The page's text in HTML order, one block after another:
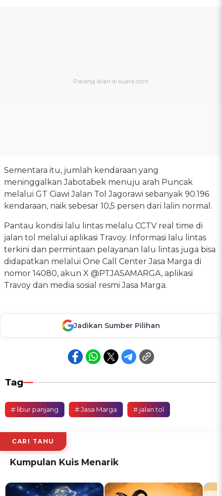
Sementara itu, jumlah kendaraan yang
meninggalkan Jabotabek menuju arah Puncak
melalui GT Ciawi Jalan Tol Jagorawi sebanyak 90.196
kendaraan, naik sebesar 10,5 persen dari lalin normal.
Pantau kondisi lalu lintas melalu CCTV real time di
jalan tol melalui aplikasi Travoy. Informasi lalu lintas
terkini dan permintaan pelayanan lalu lintas juga bisa
didapatkan melalui One Call Center Jasa Marga di
nomor 14080, akun X @PTJASAMARGA, aplikasi
Travoy dan media sosial resmi Jasa Marga.
Jadikan Sumber Pilihan
Tag
# libur panjang # Jasa Marga # jalan tol
CARI TAHU
Kumpulan Kuis Menarik